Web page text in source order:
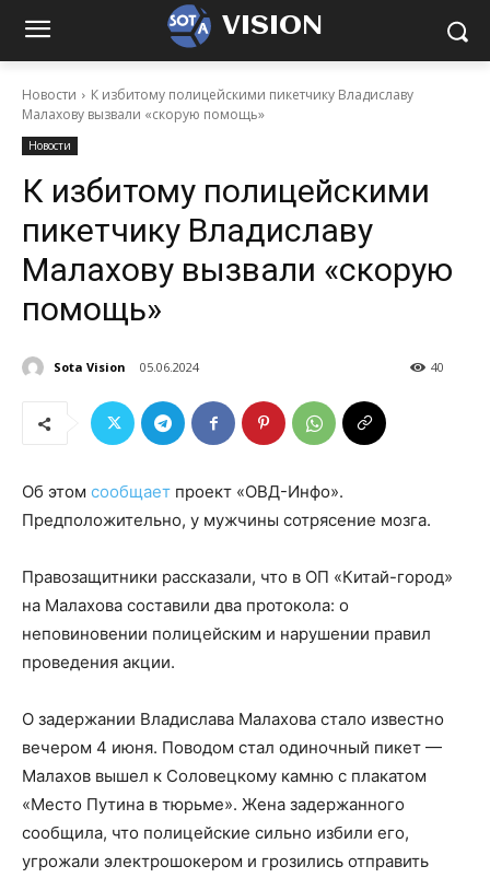
VISION
Новости
К избитому полицейскими пикетчику Владиславу
Малахову вызвали «скорую помощь»
Новости
К избитому полицейскими
пикетчику Владиславу
Малахову вызвали «скорую
помощь»
Sota Vision 05.06.2024 40
Об этом сообщает проект «ОВД-Инфо».
Предположительно, у мужчины сотрясение мозга.
Правозащитники рассказали, что в ОП «Китай-город»
на Малахова составили два протокола: о
неповиновении полицейским и нарушении правил
проведения акции.
О задержании Владислава Малахова стало известно
вечером 4 июня. Поводом стал одиночный пикет —
Малахов вышел к Соловецкому камню с плакатом
«Место Путина в тюрьме». Жена задержанного
сообщила, что полицейские сильно избили его,
угрожали электрошокером и грозились отправить